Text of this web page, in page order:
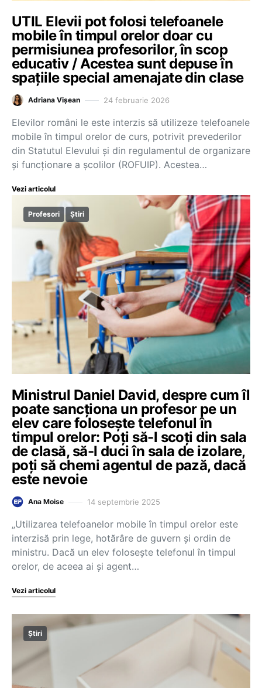
UTIL Elevii pot folosi telefoanele
mobile în timpul orelor doar cu
permisiunea profesorilor, în scop
educativ / Acestea sunt depuse în
spațiile special amenajate din clase
Adriana Vișean 24 februarie 2026
Elevilor români le este interzis să utilizeze telefoanele
mobile în timpul orelor de curs, potrivit prevederilor
din Statutul Elevului și din regulamentul de organizare
și funcționare a școlilor (ROFUIP). Acestea…
Vezi articolul
Profesori Știri
Ministrul Daniel David, despre cum îl
poate sancționa un profesor pe un
elev care folosește telefonul în
timpul orelor: Poți să-l scoți din sala
de clasă, să-l duci în sala de izolare,
poți să chemi agentul de pază, dacă
este nevoie
Ana Moise 14 septembrie 2025
„Utilizarea telefoanelor mobile în timpul orelor este
interzisă prin lege, hotărâre de guvern și ordin de
ministru. Dacă un elev folosește telefonul în timpul
orelor, de aceea ai și agent…
Vezi articolul
Știri